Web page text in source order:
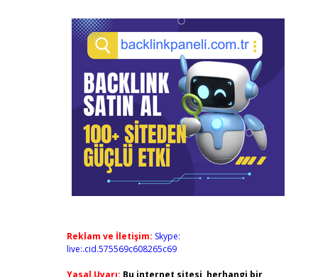
Reklam ve İletişim: Skype:
live:.cid.575569c608265c69
Yasal Uyarı: Bu internet sitesi, herhangi bir